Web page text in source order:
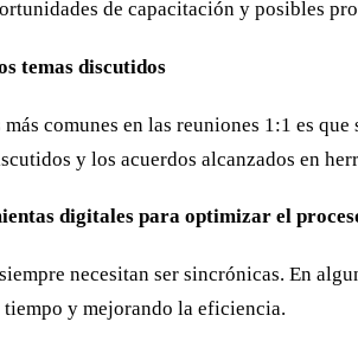
de capacitación y posibles
temas discutidos
más comunes en las reuniones 1:1 es
y los acuerdos alcanzados en
digitales para optimizar el
necesitan ser sincrónicas. En
y mejorando la eficiencia.